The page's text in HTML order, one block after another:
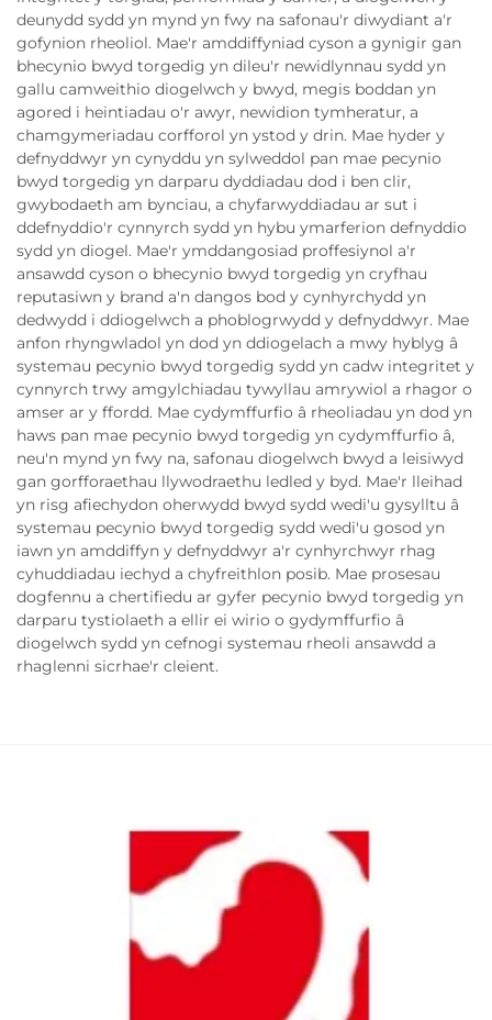
deunydd sydd yn mynd yn fwy na safonau'r diwydiant a'r
gofynion rheoliol. Mae'r amddiffyniad cyson a gynigir gan
bhecynio bwyd torgedig yn dileu'r newidlynnau sydd yn
gallu camweithio diogelwch y bwyd, megis boddan yn
agored i heintiadau o'r awyr, newidion tymheratur, a
chamgymeriadau corfforol yn ystod y drin. Mae hyder y
defnyddwyr yn cynyddu yn sylweddol pan mae pecynio
bwyd torgedig yn darparu dyddiadau dod i ben clir,
gwybodaeth am bynciau, a chyfarwyddiadau ar sut i
ddefnyddio'r cynnyrch sydd yn hybu ymarferion defnyddio
sydd yn diogel. Mae'r ymddangosiad proffesiynol a'r
ansawdd cyson o bhecynio bwyd torgedig yn cryfhau
reputasiwn y brand a'n dangos bod y cynhyrchydd yn
dedwydd i ddiogelwch a phoblogrwydd y defnyddwyr. Mae
anfon rhyngwladol yn dod yn ddiogelach a mwy hyblyg â
systemau pecynio bwyd torgedig sydd yn cadw integritet y
cynnyrch trwy amgylchiadau tywyllau amrywiol a rhagor o
amser ar y ffordd. Mae cydymffurfio â rheoliadau yn dod yn
haws pan mae pecynio bwyd torgedig yn cydymffurfio â,
neu'n mynd yn fwy na, safonau diogelwch bwyd a leisiwyd
gan gorfforaethau llywodraethu ledled y byd. Mae'r lleihad
yn risg afiechydon oherwydd bwyd sydd wedi'u gysylltu â
systemau pecynio bwyd torgedig sydd wedi'u gosod yn
iawn yn amddiffyn y defnyddwyr a'r cynhyrchwyr rhag
cyhuddiadau iechyd a chyfreithlon posib. Mae prosesau
dogfennu a chertifiedu ar gyfer pecynio bwyd torgedig yn
darparu tystiolaeth a ellir ei wirio o gydymffurfio â
diogelwch sydd yn cefnogi systemau rheoli ansawdd a
rhaglenni sicrhae'r cleient.